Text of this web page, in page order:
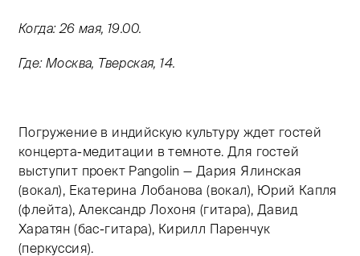
Когда: 26 мая, 19.00.
Где: Москва, Тверская, 14.
Погружение в индийскую культуру ждет гостей
концерта-медитации в темноте. Для гостей
выступит проект Pangolin — Дария Ялинская
(вокал), Екатерина Лобанова (вокал), Юрий Капля
(флейта), Александр Лохоня (гитара), Давид
Харатян (бас-гитара), Кирилл Паренчук
(перкуссия).